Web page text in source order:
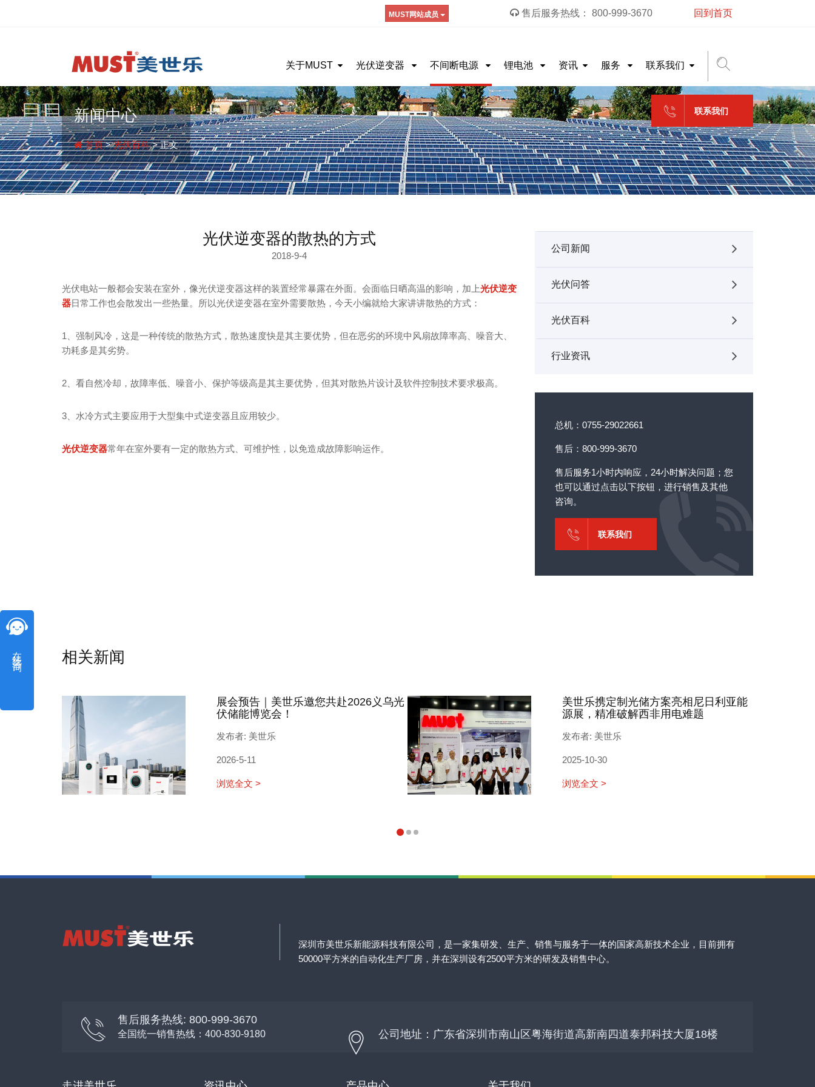
售后服务热线： 800-999-3670 回到首页
MUST网站成员
关于MUST 光伏逆变器 不间断电源 锂电池 资讯 服务 联系我们
新闻中心
首页>光伏百科> 正文
联系我们
光伏逆变器的散热的方式
2018-9-4
光伏电站一般都会安装在室外，像光伏逆变器这样的装置经常暴露在外面。会面临日晒高温的影响，加上光伏逆变
器日常工作也会散发出一些热量。所以光伏逆变器在室外需要散热，今天小编就给大家讲讲散热的方式：
1、强制风冷，这是一种传统的散热方式，散热速度快是其主要优势，但在恶劣的环境中风扇故障率高、噪音大、
功耗多是其劣势。
2、看自然冷却，故障率低、噪音小、保护等级高是其主要优势，但其对散热片设计及软件控制技术要求极高。
3、水冷方式主要应用于大型集中式逆变器且应用较少。
光伏逆变器常年在室外要有一定的散热方式、可维护性，以免造成故障影响运作。
公司新闻
光伏问答
光伏百科
行业资讯
总机：0755-29022661
售后：800-999-3670
售后服务1小时内响应，24小时解决问题；您
也可以通过点击以下按钮，进行销售及其他
咨询。
联系我们
相关新闻
展会预告｜美世乐邀您共赴2026义乌光
伏储能博览会！
发布者: 美世乐
2026-5-11
浏览全文 >
美世乐携定制光储方案亮相尼日利亚能
源展，精准破解西非用电难题
发布者: 美世乐
2025-10-30
浏览全文 >
深圳市美世乐新能源科技有限公司，是一家集研发、生产、销售与服务于一体的国家高新技术企业，目前拥有
50000平方米的自动化生产厂房，并在深圳设有2500平方米的研发及销售中心。
售后服务热线: 800-999-3670
全国统一销售热线：400-830-9180 公司地址：广东省深圳市南山区粤海街道高新南四道泰邦科技大厦18楼
在线咨询